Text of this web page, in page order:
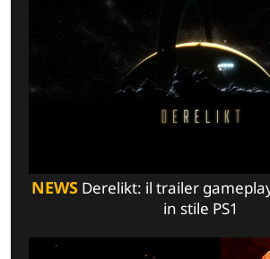
NEWS Derelikt: il trailer
in stile PS1